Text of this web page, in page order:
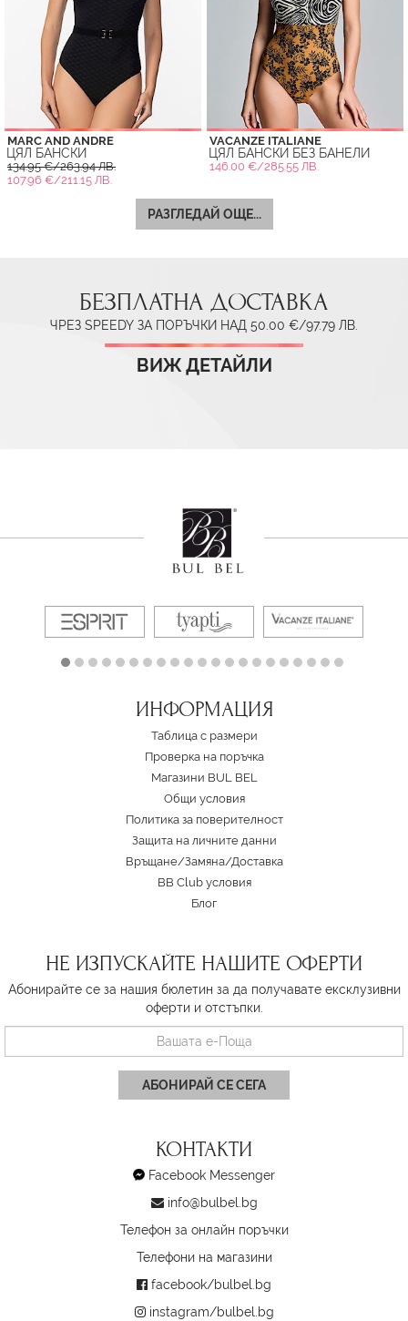
MARC AND ANDRE
ЦЯЛ БАНСКИ
134.95 €/263.94 ЛВ.
107.96 €/211.15 ЛВ.
VACANZE ITALIANE
ЦЯЛ БАНСКИ БЕЗ БАНЕЛИ
146.00 €/285.55 ЛВ.
РАЗГЛЕДАЙ ОЩЕ...
БЕЗПЛАТНА ДОСТАВКА
ЧРЕЗ SPEEDY ЗА ПОРЪЧКИ НАД 50.00 €/97.79 ЛВ.
ВИЖ ДЕТАЙЛИ
ИНФОРМАЦИЯ
Таблица с размери
Проверка на поръчка
Магазини BUL BEL
Oбщи условия
Политика за поверителност
Защита на личните данни
Връщане/Замяна/Доставка
BB Club условия
Блог
НЕ ИЗПУСКАЙТЕ НАШИТЕ ОФЕРТИ
Абонирайте се за нашия бюлетин за да получавате ексклузивни
оферти и отстъпки.
АБОНИРАЙ СЕ СЕГА
КОНТАКТИ
Facebook Messenger
info@bulbel.bg
Телефон за онлайн поръчки
Телефони на магазини
facebook/bulbel.bg
instagram/bulbel.bg